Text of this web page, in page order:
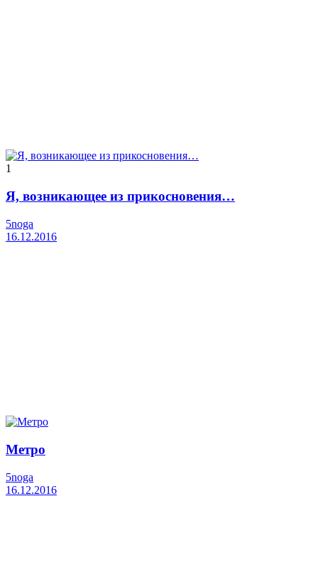
1
Я, возникающее из прикосновения…
5noga
16.12.2016
Метро
5noga
16.12.2016